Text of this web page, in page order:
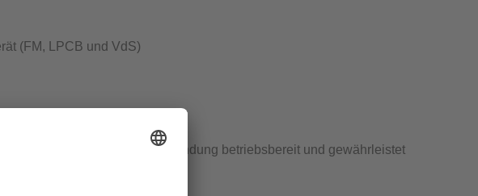
(FM, LPCB und VdS)
mit nur einer Schraubverbindung betriebsbereit und gewährleistet